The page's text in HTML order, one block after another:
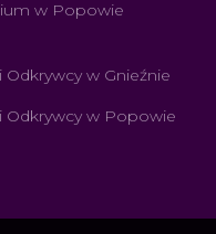
w Popowie
w Gnieźnie
Odkrywcy w Popowie